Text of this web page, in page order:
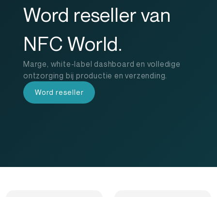
Word reseller van
NFC World.
Marge, white-label dashboard en volledige
ontzorging bij productie en verzending.
Word reseller